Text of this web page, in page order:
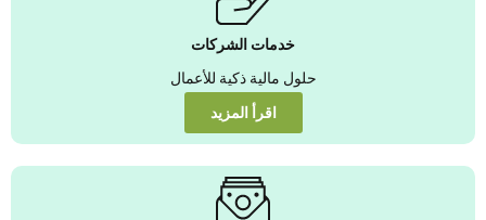
خدمات الشركات
حلول مالية ذكية للأعمال
اقرأ المزيد